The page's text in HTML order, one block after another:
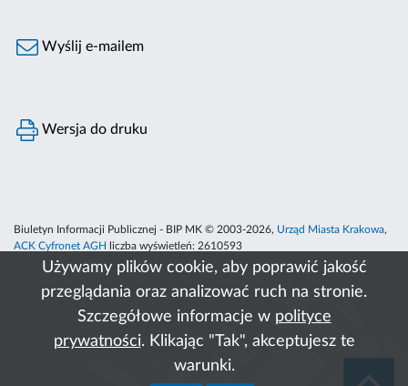
Używamy plików cookie, aby poprawić jakość
przeglądania oraz analizować ruch na stronie.
Szczegółowe informacje w polityce
prywatności. Klikając "Tak", akceptujesz te
warunki.
Wyślij e-mailem
Wersja do druku
Biuletyn Informacji Publicznej - BIP MK © 2003-2026, Urząd Miasta Krakowa,
ACK Cyfronet AGH
liczba wyświetleń: 2610593